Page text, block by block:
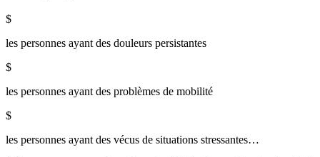
$
les personnes ayant des douleurs persistantes
$
les personnes ayant des problèmes de mobilité
$
les personnes ayant des vécus de situations stressantes…